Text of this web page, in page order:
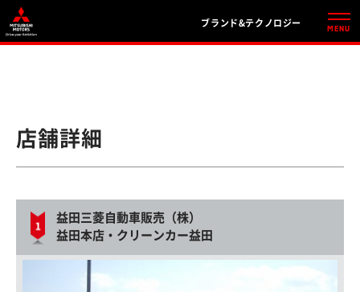
ブランド&テクノロジー
店舗詳細
益田三菱自動車販売（株）
益田本店・クリーンカー益田